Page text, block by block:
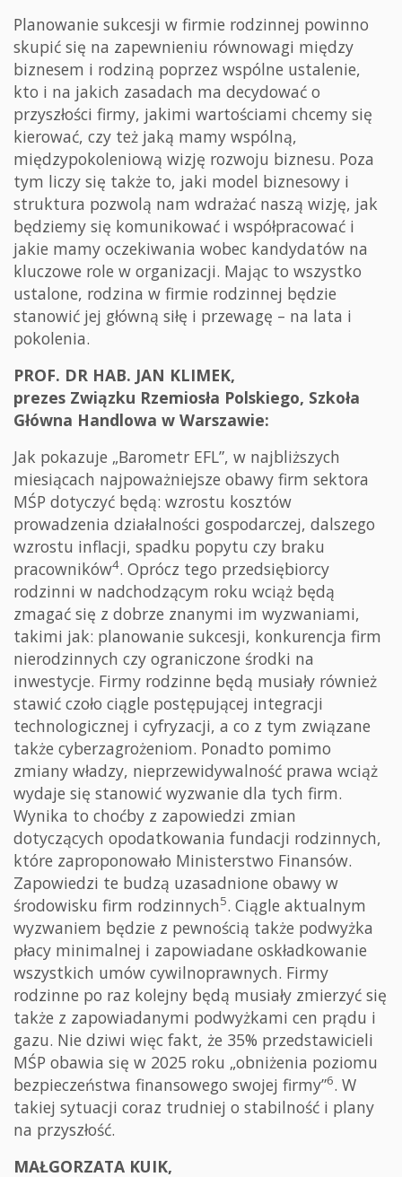
Planowanie sukcesji w firmie rodzinnej powinno
skupić się na zapewnieniu równowagi między
biznesem i rodziną poprzez wspólne ustalenie,
kto i na jakich zasadach ma decydować o
przyszłości firmy, jakimi wartościami chcemy się
kierować, czy też jaką mamy wspólną,
międzypokoleniową wizję rozwoju biznesu. Poza
tym liczy się także to, jaki model biznesowy i
struktura pozwolą nam wdrażać naszą wizję, jak
będziemy się komunikować i współpracować i
jakie mamy oczekiwania wobec kandydatów na
kluczowe role w organizacji. Mając to wszystko
ustalone, rodzina w firmie rodzinnej będzie
stanowić jej główną siłę i przewagę – na lata i
pokolenia.
PROF. DR HAB. JAN KLIMEK,
prezes Związku Rzemiosła Polskiego, Szkoła
Główna Handlowa w Warszawie:
Jak pokazuje „Barometr EFL”, w najbliższych
miesiącach najpoważniejsze obawy firm sektora
MŚP dotyczyć będą: wzrostu kosztów
prowadzenia działalności gospodarczej, dalszego
wzrostu inflacji, spadku popytu czy braku
pracowników4. Oprócz tego przedsiębiorcy
rodzinni w nadchodzącym roku wciąż będą
zmagać się z dobrze znanymi im wyzwaniami,
takimi jak: planowanie sukcesji, konkurencja firm
nierodzinnych czy ograniczone środki na
inwestycje. Firmy rodzinne będą musiały również
stawić czoło ciągle postępującej integracji
technologicznej i cyfryzacji, a co z tym związane
także cyberzagrożeniom. Ponadto pomimo
zmiany władzy, nieprzewidywalność prawa wciąż
wydaje się stanowić wyzwanie dla tych firm.
Wynika to choćby z zapowiedzi zmian
dotyczących opodatkowania fundacji rodzinnych,
które zaproponowało Ministerstwo Finansów.
Zapowiedzi te budzą uzasadnione obawy w
środowisku firm rodzinnych5. Ciągle aktualnym
wyzwaniem będzie z pewnością także podwyżka
płacy minimalnej i zapowiadane oskładkowanie
wszystkich umów cywilnoprawnych. Firmy
rodzinne po raz kolejny będą musiały zmierzyć się
także z zapowiadanymi podwyżkami cen prądu i
gazu. Nie dziwi więc fakt, że 35% przedstawicieli
MŚP obawia się w 2025 roku „obniżenia poziomu
bezpieczeństwa finansowego swojej firmy”6. W
takiej sytuacji coraz trudniej o stabilność i plany
na przyszłość.
MAŁGORZATA KUIK,